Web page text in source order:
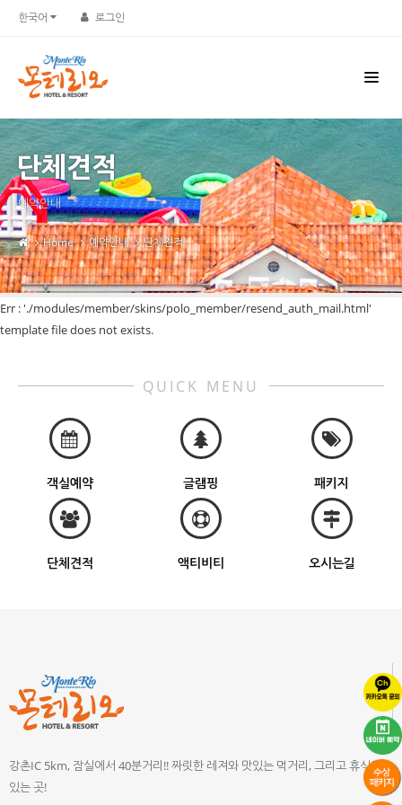
한국어 로그인
단체견적
예약안내
Home 예약안내 단체견적
Err : './modules/member/skins/polo_member/resend_auth_mail.html'
template file does not exists.
QUICK MENU
객실예약 글램핑 패키지
단체견적 액티비티 오시는길
강촌IC 5km, 잠실에서 40분거리!! 짜릿한 레져와 맛있는 먹거리, 그리고 휴식이
있는 곳!